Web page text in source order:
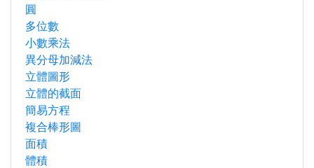
圓
多位數
小數乘法
異分母加減法
立體圖形
立體的截面
簡易方程
複合棒形圖
面積
體積